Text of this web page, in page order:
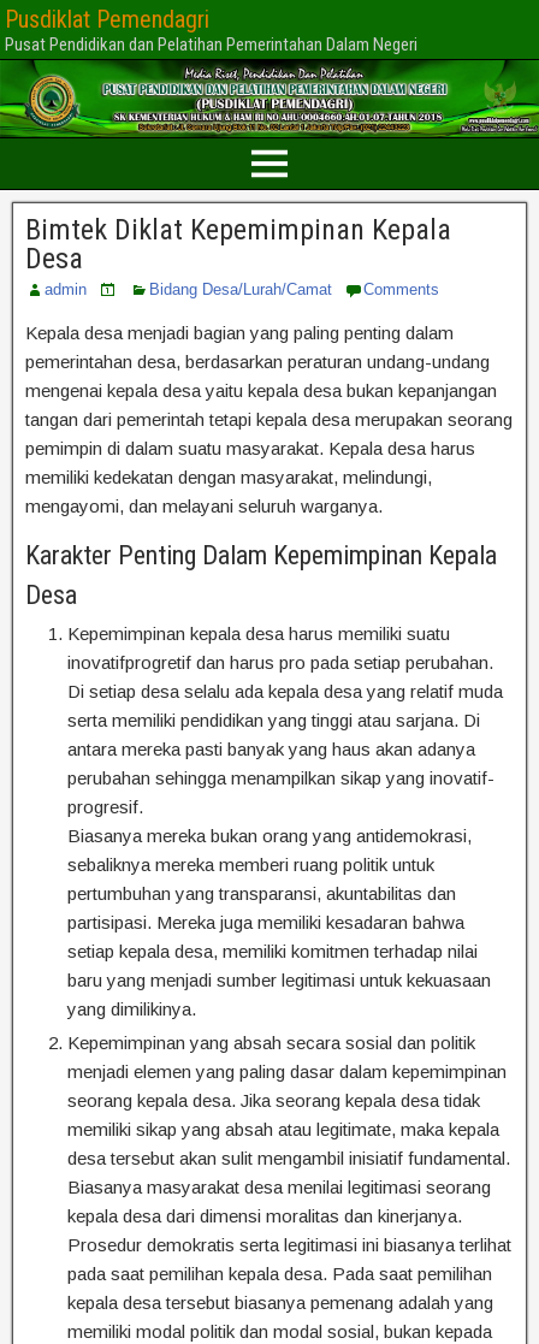
Pusdiklat Pemendagri
Pusat Pendidikan dan Pelatihan Pemerintahan Dalam Negeri
Bimtek Diklat Kepemimpinan Kepala
Desa
admin Bidang Desa/Lurah/Camat Comments
Kepala desa menjadi bagian yang paling penting dalam
pemerintahan desa, berdasarkan peraturan undang-undang
mengenai kepala desa yaitu kepala desa bukan kepanjangan
tangan dari pemerintah tetapi kepala desa merupakan seorang
pemimpin di dalam suatu masyarakat. Kepala desa harus
memiliki kedekatan dengan masyarakat, melindungi,
mengayomi, dan melayani seluruh warganya.
Karakter Penting Dalam Kepemimpinan Kepala
Desa
Kepemimpinan kepala desa harus memiliki suatu
inovatifprogretif dan harus pro pada setiap perubahan.
Di setiap desa selalu ada kepala desa yang relatif muda
serta memiliki pendidikan yang tinggi atau sarjana. Di
antara mereka pasti banyak yang haus akan adanya
perubahan sehingga menampilkan sikap yang inovatif-
progresif.
Biasanya mereka bukan orang yang antidemokrasi,
sebaliknya mereka memberi ruang politik untuk
pertumbuhan yang transparansi, akuntabilitas dan
partisipasi. Mereka juga memiliki kesadaran bahwa
setiap kepala desa, memiliki komitmen terhadap nilai
baru yang menjadi sumber legitimasi untuk kekuasaan
yang dimilikinya.
Kepemimpinan yang absah secara sosial dan politik
menjadi elemen yang paling dasar dalam kepemimpinan
seorang kepala desa. Jika seorang kepala desa tidak
memiliki sikap yang absah atau legitimate, maka kepala
desa tersebut akan sulit mengambil inisiatif fundamental.
Biasanya masyarakat desa menilai legitimasi seorang
kepala desa dari dimensi moralitas dan kinerjanya.
Prosedur demokratis serta legitimasi ini biasanya terlihat
pada saat pemilihan kepala desa. Pada saat pemilihan
kepala desa tersebut biasanya pemenang adalah yang
memiliki modal politik dan modal sosial, bukan kepada